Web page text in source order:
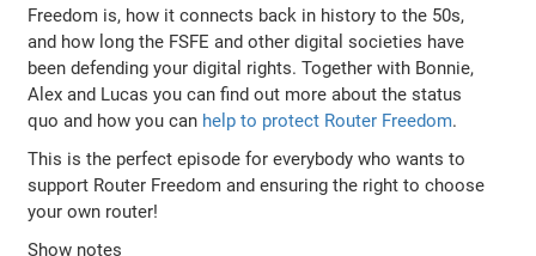
Freedom is, how it connects back in history to the 50s,
and how long the FSFE and other digital societies have
been defending your digital rights. Together with Bonnie,
Alex and Lucas you can find out more about the status
quo and how you can help to protect Router Freedom.
This is the perfect episode for everybody who wants to
support Router Freedom and ensuring the right to choose
your own router!
Show notes